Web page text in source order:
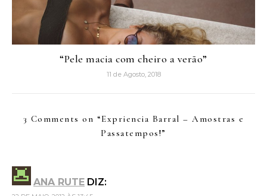
“Pele macia com cheiro a verão”
11 de Agosto, 2018
3 Comments on “Expriencia Barral – Amostras e
Passatempos!”
ANA RUTE DIZ: